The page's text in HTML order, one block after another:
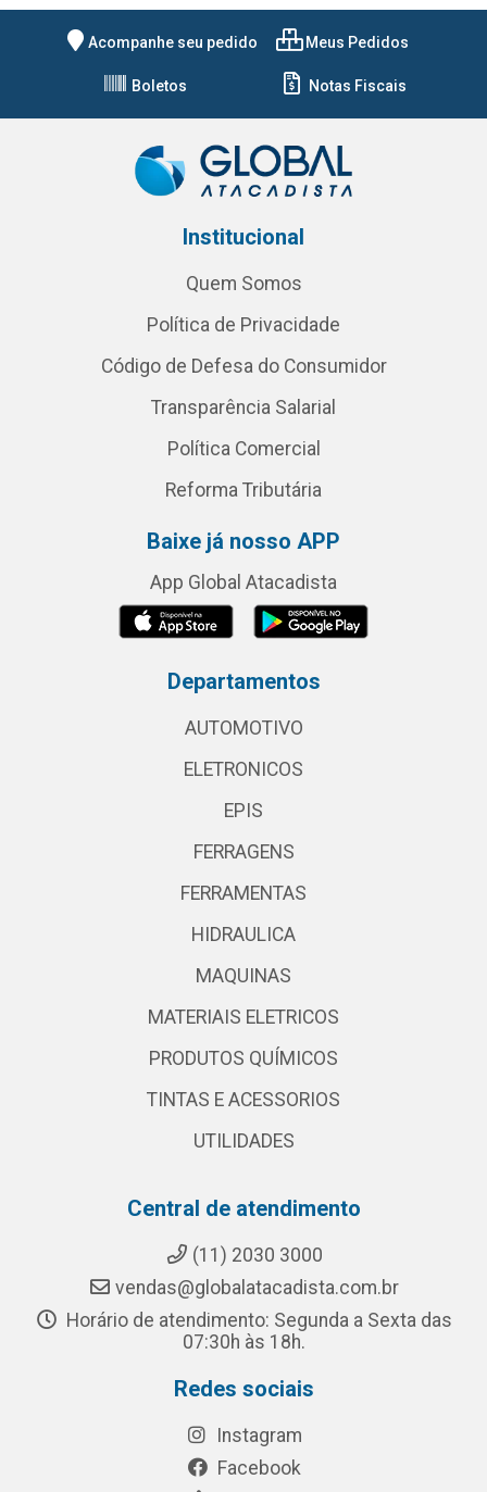
Acompanhe seu pedido Meus Pedidos
Boletos Notas Fiscais
Institucional
Quem Somos
Política de Privacidade
Código de Defesa do Consumidor
Transparência Salarial
Política Comercial
Reforma Tributária
Baixe já nosso APP
App Global Atacadista
Departamentos
AUTOMOTIVO
ELETRONICOS
EPIS
FERRAGENS
FERRAMENTAS
HIDRAULICA
MAQUINAS
MATERIAIS ELETRICOS
PRODUTOS QUÍMICOS
TINTAS E ACESSORIOS
UTILIDADES
Central de atendimento
(11) 2030 3000
vendas@globalatacadista.com.br
Horário de atendimento: Segunda a Sexta das
07:30h às 18h.
Redes sociais
Instagram
Facebook